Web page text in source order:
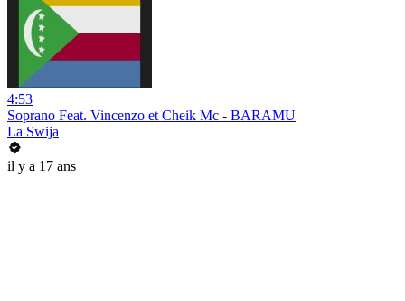
4:53
Soprano Feat. Vincenzo et Cheik Mc - BARAMU
La Swija
il y a 17 ans